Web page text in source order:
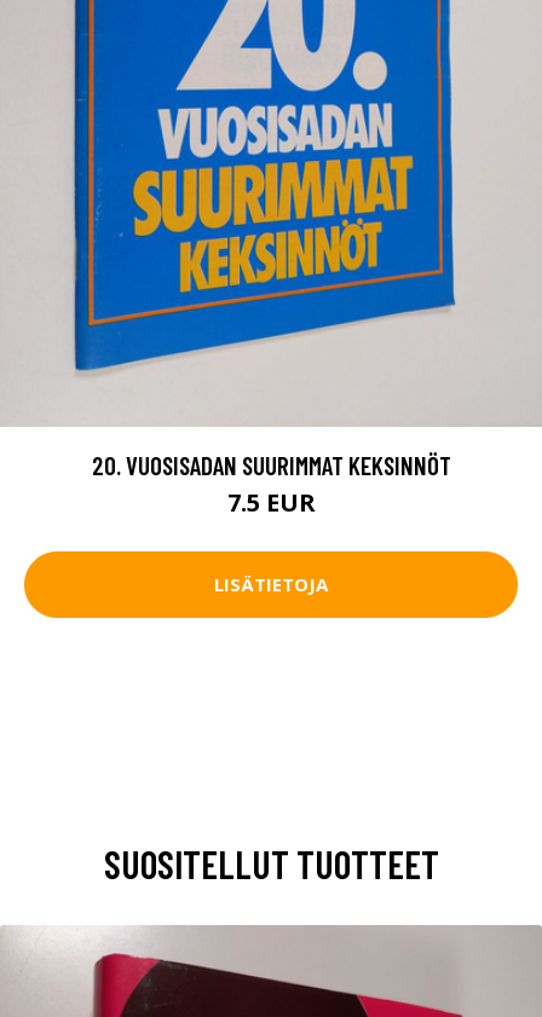
20. VUOSISADAN SUURIMMAT KEKSINNÖT
7.5 EUR
LISÄTIETOJA
SUOSITELLUT TUOTTEET